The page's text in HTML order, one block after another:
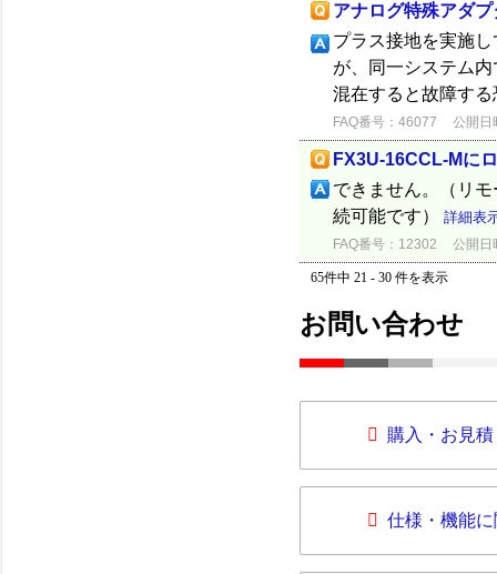
アナログ特殊アダ
プラス接地を実施
が、同一システム
混在すると故障す
FAQ番号：46077 公開日
FX3U-16CCL-Mに
できません。（リ
続可能です） 詳細表
FAQ番号：12302 公開日
65件中 21 - 30 件を表示
お問い合わせ
購入・お見
仕様・機能